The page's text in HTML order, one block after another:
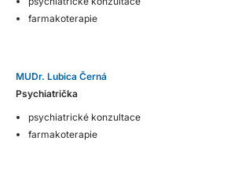
farmakoterapie
MUDr. Lubica Černá
Psychiatrička
psychiatrické konzultace
farmakoterapie